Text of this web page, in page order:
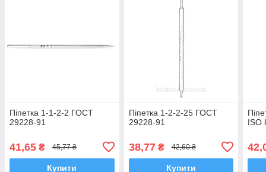
Піпетка 1-1-2-2 ГОСТ
29228-91
41,65 ₴ 45,77 ₴
Купити
Піпетка 1-2-2-25 ГОСТ
29228-91
38,77₴ 42,60 ₴
Купити
ISO